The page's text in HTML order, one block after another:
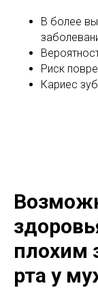
В более
Риск
Кариес
плохим
рта у